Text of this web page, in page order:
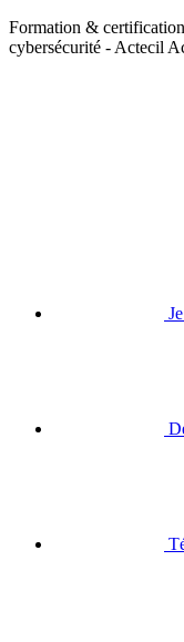
Formation &
cybersécurité - Actecil